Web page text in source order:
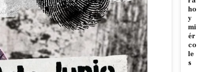
ho
y
mi
ér
co
le
s